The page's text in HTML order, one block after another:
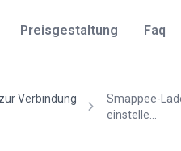
Preisgestaltung Faq
Verbindung
Smappee-
einstelle...